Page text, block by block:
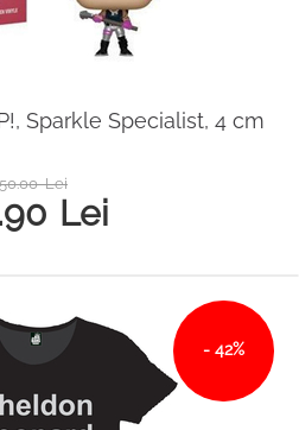
Sparkle Specialist, 4 cm
50.00 Lei
Lei
- 42%